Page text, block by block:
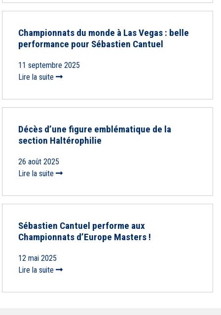
Championnats du monde à Las Vegas : belle
performance pour Sébastien Cantuel
11 septembre 2025
Lire la suite
Décès d’une figure emblématique de la
section Haltérophilie
26 août 2025
Lire la suite
Sébastien Cantuel performe aux
Championnats d’Europe Masters !
12 mai 2025
Lire la suite